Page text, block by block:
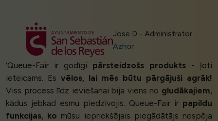
Jose D - Administrator
Azhor
‘Queue-Fair ir godīgi pārsteidzošs produkts - ļoti
ieteicams. Es vēlos, lai mēs būtu pārgājuši agrāk!
Viss process līdz ieviešanai bija viens no gludākajiem,
kādus jebkad esmu piedzīvojis. Queue-Fair ir papildu
funkcijas, ko mūsu iepriekšējais piegādātājs nespēja